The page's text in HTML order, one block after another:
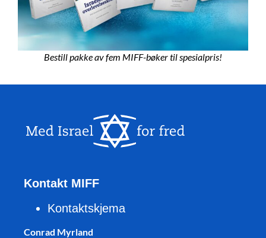
Bestill pakke av fem MIFF-bøker til spesialpris!
Kontakt MIFF
Kontaktskjema
Conrad Myrland